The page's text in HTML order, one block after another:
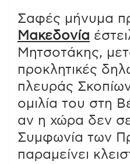
Σαφές μήνυμα
Μακεδονία
Μητσοτάκης,
προκλητικές
πλευράς
ομιλία του στη
αν η χώρα δεν
Συμφωνία των
παραμείνει